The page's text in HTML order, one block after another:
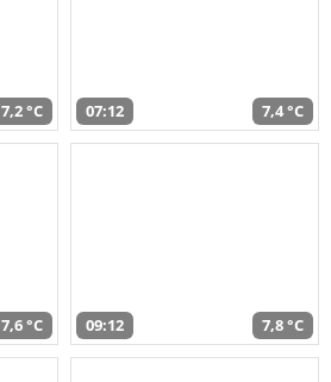
7,2 °C 07:12 7,4 °C
7,6 °C 09:12 7,8 °C